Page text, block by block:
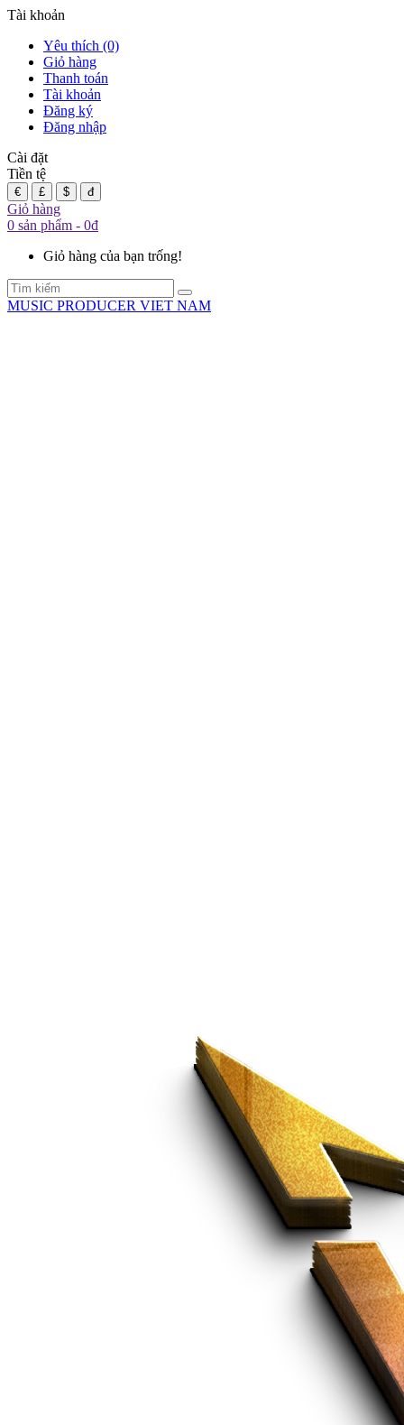
Tài khoản
Yêu thích (0)
Giỏ hàng
Thanh toán
Tài khoản
Đăng ký
Đăng nhập
Cài đặt
Tiền tệ
€ £ $ đ
Giỏ hàng
0 sản phẩm - 0đ
Giỏ hàng của bạn trống!
MUSIC PRODUCER VIET NAM